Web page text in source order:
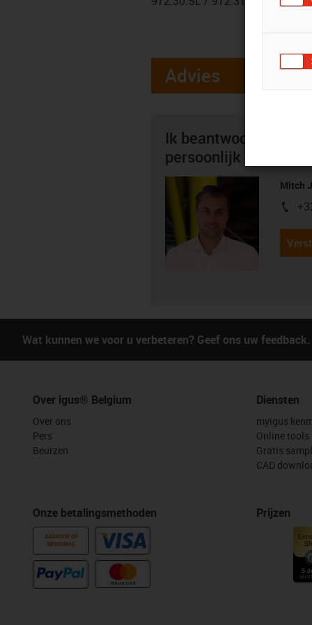
Advies
Ik beantwoord graag
persoonlijk
Mitch
igus-
Wat kunnen we voor u verbeteren? Geef ons uw feedback.
Over igus® Belgium
Over ons
Pers
Beurzen
Onze betalingsmethoden
AANKOOP OP
REKENING
Diensten
myigus
Online tools
Gratis
CAD
Prijzen